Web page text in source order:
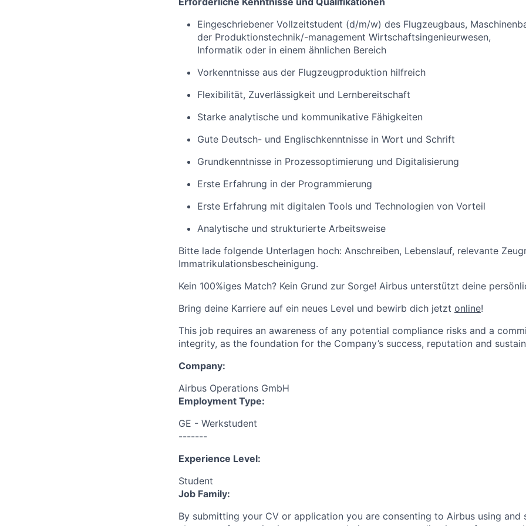
Eingeschriebener Vollzeitstudent (d/m/w) des Flugzeugbaus,
der Produktionstechnik/-management Wirtschaftsingenieurwesen,
Informatik oder in einem ähnlichen Bereich
Vorkenntnisse aus der Flugzeugproduktion hilfreich
Flexibilität, Zuverlässigkeit und Lernbereitschaft
Starke analytische und kommunikative Fähigkeiten
Gute Deutsch- und Englischkenntnisse in Wort und Schrift
Grundkenntnisse in Prozessoptimierung und Digitalisierung
Erste Erfahrung in der Programmierung
Erste Erfahrung mit digitalen Tools und Technologien von Vorteil
Analytische und strukturierte Arbeitsweise
Bitte lade folgende Unterlagen hoch: Anschreiben, Lebenslauf, relevante
Immatrikulationsbescheinigung.
Kein 100%iges Match? Kein Grund zur Sorge! Airbus unterstützt deine
Bring deine Karriere auf ein neues Level und bewirb dich jetzt online!
This job requires an awareness of any potential compliance risks and a
integrity, as the foundation for the Company’s success, reputation and
Company:
Airbus Operations GmbH
Employment Type:
GE - Werkstudent
-------
Experience Level:
Student
Job Family:
By submitting your CV or application you are consenting to Airbus using